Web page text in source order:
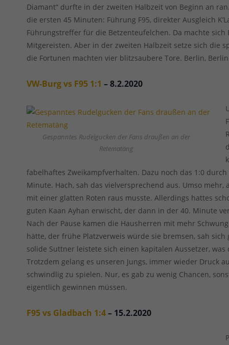
Diamant“ durfte in der zweiten Halbzeit von Beginn an
die ersten 45 Minuten: Führung F95, direkter Ausgleich
Führungstreffer für die Betzenteufelchen. Da machte
Mitgereisten. Aber in der zweiten Halbzeit setze sich die
die Fortunen machten vier blitzsaubere Tore. Berlin,
VW-Burg vs F95 1:1 – 8.2.2020
Gespanntes Rudelgucken der Fans draußen an der
Retematäng
fabelhaftes Zweikampfverhalten. Dazu noch das 1:0
Minute. Hach, sah das vielversprechend aus. Umso
mit einer glatten Roten raus musste. Allerdings hattes
guten Kaan Ayhan erwischt, der dann in der 40. Minute
Nach der Pause kamen die Hausherren mit mehr
hätte, der frühe Platzverweis würde sie bremsen, sah
solide Suttner leistete sich einen kapitalen Aussetzer,
Trotzdem gelang es unseren Jungs, immer wieder Druck
schwindlig zu spielen. Nur, es gab zu wenig Chancen,
eigentlich gewinnen müssen.
F95 vs Gladbach 1:4– 15.2.2020